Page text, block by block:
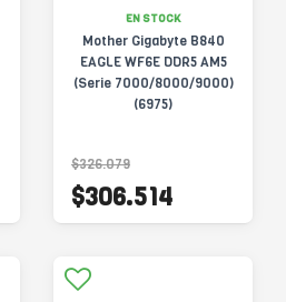
EN STOCK
Mother Gigabyte B840
EAGLE WF6E DDR5 AM5
(Serie 7000/8000/9000)
(6975)
$326.079
$306.514